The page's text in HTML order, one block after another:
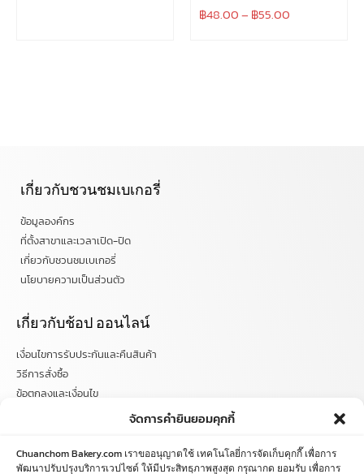
จัดการคำยินยอมคุกกี้
Chuanchom Bakery.com เราขออนุญาตใช้ เทคโนโลยี่การจัดเก็บคุกกี๊ เพื่อการ
พัฒนาปรับปรุงบริการเวปไซด์ ให้มีประสิทธฺภาพสูงสุด กรุณากด ยอมรับ เพื่อการ
฿48.00– ฿55.00
เกี่ยวกับชวนชมเบเกอรี่
ข้อมูลองค์กร
ที่ตั้งสาขาและเวลาเปิด-ปิด
เกี่ยวกับชวนชมเบเกอรี่
นโยบายความเป็นส่วนตัว
เกี่ยวกับช้อป ออนไลน์
เงื่อนไขการรับประกันและคืนสินค้า
วิธีการสั่งซื้อ
ข้อตกลงและเงื่อนไข
ติดตามข่าวสารได้ที่